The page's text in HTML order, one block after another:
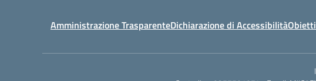
Amministrazione TrasparenteDichiarazione di Accessibilità